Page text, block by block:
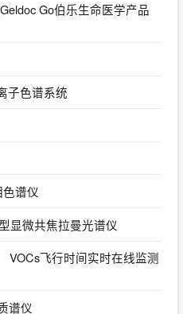
Go伯乐生命医学产品
子色谱系统
谱仪
显微共焦拉曼光谱仪
VOCs飞行时间实时在线监测
谱仪